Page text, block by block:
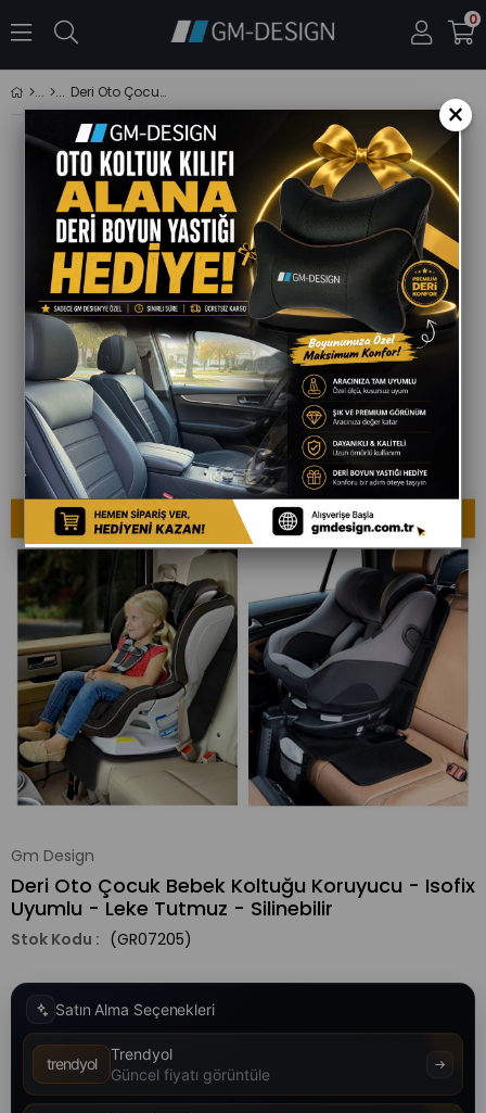
0
Deri Oto Çocuk Bebek Koltuğu Koruyucu - Isofix Uyumlu - Leke Tutmuz - Silinebilir
Gm Design
Deri Oto Çocuk Bebek Koltuğu Koruyucu - Isofix
Uyumlu - Leke Tutmuz - Silinebilir
(GR07205)
Satın Alma Seçenekleri
trendyol
Trendyol
Güncel fiyatı görüntüle
×